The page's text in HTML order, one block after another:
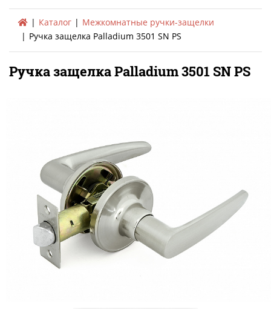
Каталог
Межкомнатные ручки-защелки
Ручка защелка Palladium 3501 SN PS
Ручка защелка Palladium 3501 SN PS